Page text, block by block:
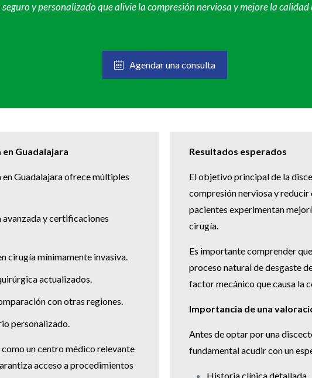
y personalizado que alivie la compresión nerviosa y mejore la calidad
Agendar una consulta
Guadalajara
Guadalajara ofrece múltiples
y certificaciones
cirugía mínimamente invasiva.
actualizados.
con otras regiones.
personalizado.
un centro médico relevante
acceso a procedimientos
Resultados esperados
El objetivo principal de la
compresión nerviosa y
pacientes experimentan
cirugía.
Es importante comprender
proceso natural de desgaste
factor mecánico que causa la
Importancia de una
Antes de optar por una
fundamental acudir con un
Historia clínica detallada